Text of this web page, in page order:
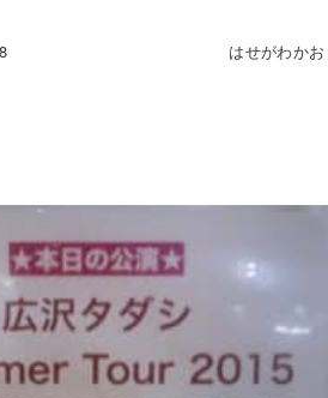
はせがわか